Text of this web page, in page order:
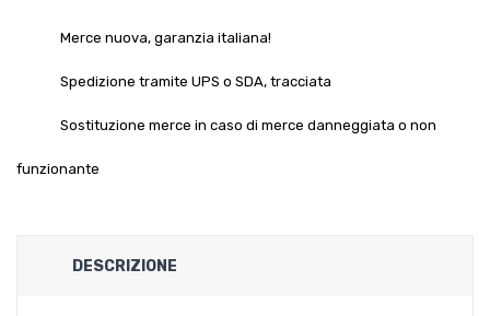
Merce nuova, garanzia italiana!
Spedizione tramite UPS o SDA, tracciata
Sostituzione merce in caso di merce danneggiata o non
funzionante
DESCRIZIONE